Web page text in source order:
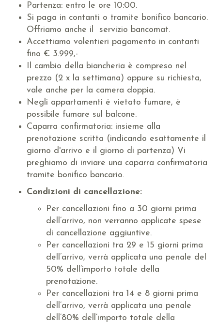
Partenza: entro le ore 10:00.
Si paga in contanti o tramite bonifico bancario.
Offriamo anche il servizio bancomat.
Accettiamo volentieri pagamento in contanti
fino € 3.999,-
Il cambio della biancheria è compreso nel
prezzo (2 x la settimana) oppure su richiesta,
vale anche per la camera doppia.
Negli appartamenti é vietato fumare, è
possibile fumare sul balcone.
Caparra confirmatoria: insieme alla
prenotazione scritta (indicando esattamente il
giorno d'arrivo e il giorno di partenza) Vi
preghiamo di inviare una caparra confirmatoria
tramite bonifico bancario.
Condizioni di cancellazione:
Per cancellazioni fino a 30 giorni prima
dell’arrivo, non verranno applicate spese
di cancellazione aggiuntive.
Per cancellazioni tra 29 e 15 giorni prima
dell’arrivo, verrà applicata una penale del
50% dell’importo totale della
prenotazione.
Per cancellazioni tra 14 e 8 giorni prima
dell’arrivo, verrà applicata una penale
dell’80% dell’importo totale della